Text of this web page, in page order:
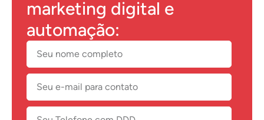
marketing digital e
automação: